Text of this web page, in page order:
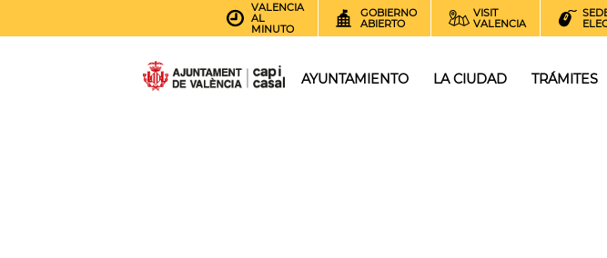
VALENCIA
AL
MINUTO
GOBIERNO
ABIERTO
VISIT
VALENCIA
AYUNTAMIENTO LA CIUDAD TRÁMITES